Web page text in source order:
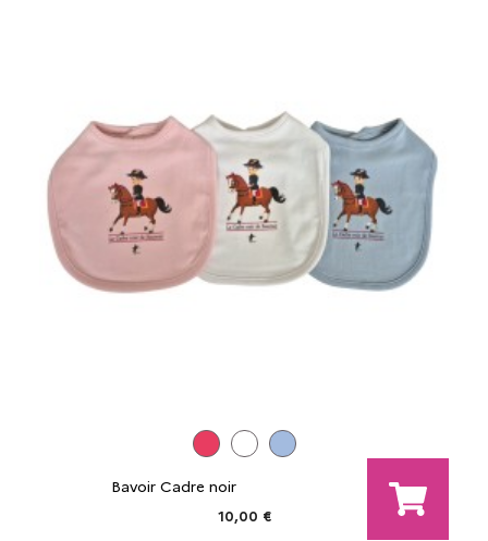
Bavoir Cadre noir
10,00 €